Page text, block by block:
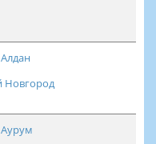
Алдан
Новгород
Аурум